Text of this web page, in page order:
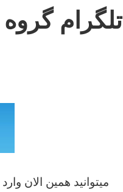
تلگرام
میتوانید همین الان